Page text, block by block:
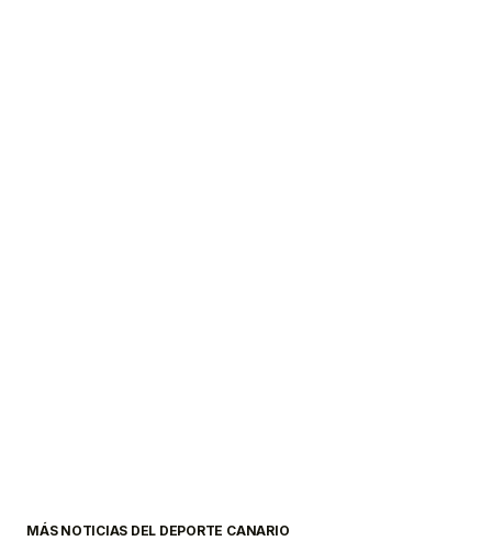
MÁS NOTICIAS DEL DEPORTE CANARIO